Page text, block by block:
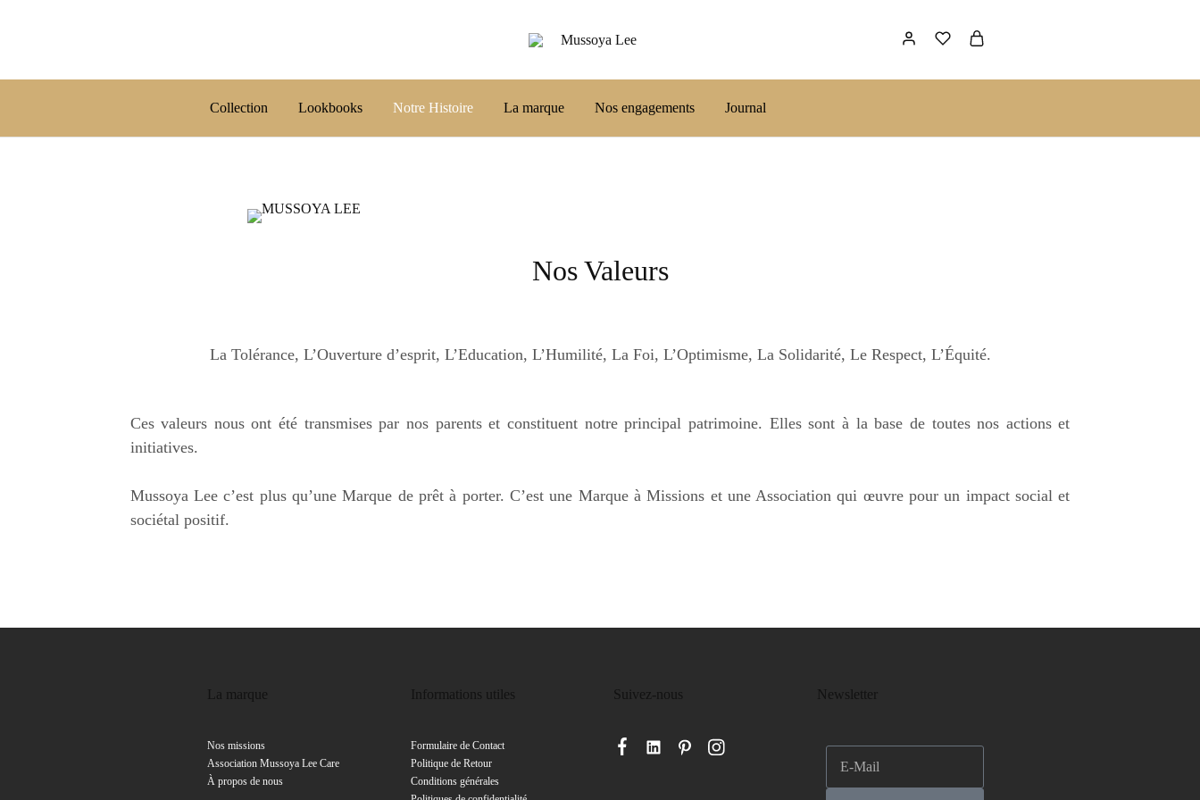
Mussoya
L'Art
Collection
Lookbooks Notre Histoire La marque Nos engagements Journal
Nos Valeurs
La Tolérance, L’Ouverture d’esprit, L’Education, L’Humilité, La Foi, L’Optimisme, La Solidarité, Le Respect, L’Équité.
Ces valeurs nous ont été transmises par nos parents et constituent notre principal patrimoine. Elles sont à la base de toutes nos actions et
initiatives.
Mussoya Lee c’est plus qu’une Marque de prêt à porter. C’est une Marque à Missions et une Association qui œuvre pour un impact social et
sociétal positif.
La marque
Nos missions
Association Mussoya Lee Care
À propos de nous
Informations utiles
Formulaire de Contact
Politique de Retour
Conditions générales
Suivez-nous Newsletter